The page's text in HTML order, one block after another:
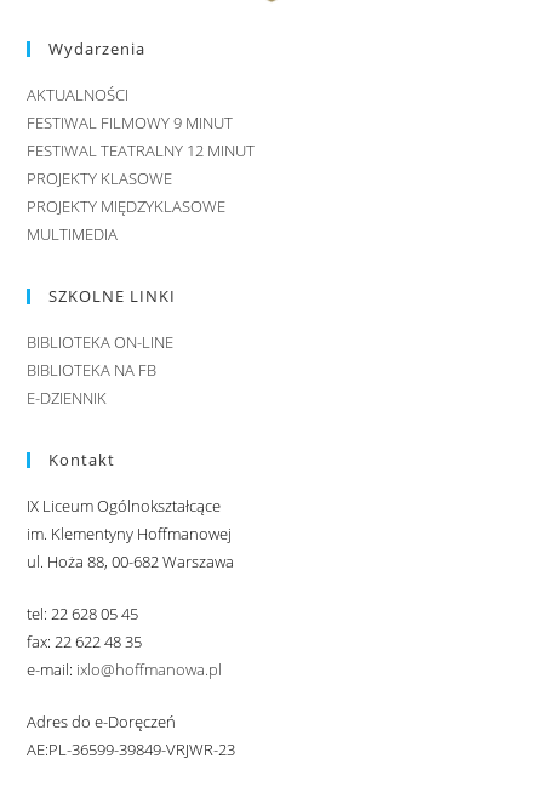
Wydarzenia
AKTUALNOŚCI
FESTIWAL FILMOWY 9 MINUT
FESTIWAL TEATRALNY 12 MINUT
PROJEKTY KLASOWE
PROJEKTY MIĘDZYKLASOWE
MULTIMEDIA
SZKOLNE LINKI
BIBLIOTEKA ON-LINE
BIBLIOTEKA NA FB
E-DZIENNIK
Kontakt
IX Liceum Ogólnokształcące
im. Klementyny Hoffmanowej
ul. Hoża 88, 00-682 Warszawa
tel: 22 628 05 45
fax: 22 622 48 35
e-mail: ixlo@hoffmanowa.pl
Adres do e-Doręczeń
AE:PL-36599-39849-VRJWR-23